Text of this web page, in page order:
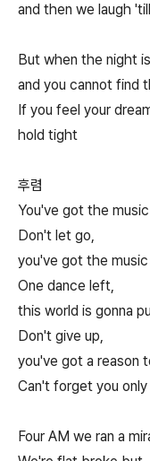
and then we laugh
But when the night
and you cannot find
If you feel your
hold tight
후렴
You've got the
Don't let go,
you've got the music
One dance left,
this world is gonna
Don't give up,
you've got a reason
Can't forget you
Four AM we ran a